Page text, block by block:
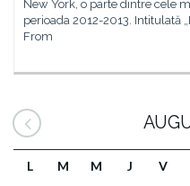
New York, o parte dintre cele
perioada 2012-2013. Intitulată
From
L M M J V